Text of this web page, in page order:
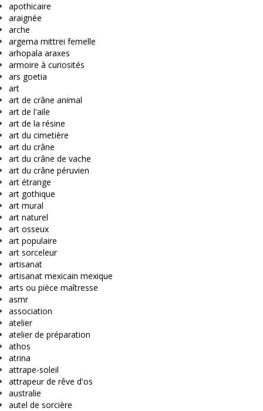
apothicaire
araignée
arche
argema mittrei femelle
arhopala araxes
armoire à curiosités
ars goetia
art
art de crâne animal
art de l'aile
art de la résine
art du cimetière
art du crâne
art du crâne de vache
art du crâne péruvien
art étrange
art gothique
art mural
art naturel
art osseux
art populaire
art sorceleur
artisanat
artisanat mexicain mexique
arts ou pièce maîtresse
asmr
association
atelier
atelier de préparation
athos
atrina
attrape-soleil
attrapeur de rêve d'os
australie
autel de sorcière